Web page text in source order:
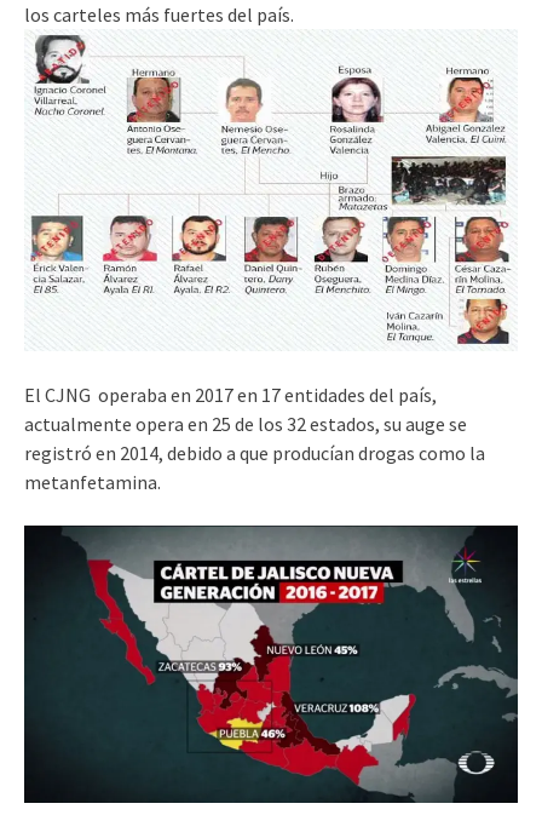
los carteles más fuertes del país.
El CJNG operaba en 2017 en 17 entidades del país,
actualmente opera en 25 de los 32 estados, su auge se
registró en 2014, debido a que producían drogas como la
metanfetamina.